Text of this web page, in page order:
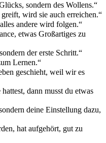
sondern des Wollens.“
wird sie auch erreichen.“
andere wird folgen.“
etwas Großartiges zu
der erste Schritt.“
Lernen.“
geschieht, weil wir es
dann musst du etwas
deine Einstellung dazu,
hat aufgehört, gut zu